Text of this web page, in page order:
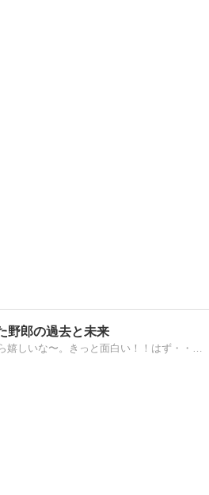
野郎の過去と未来
読んで笑ってもらえたら嬉しいな〜。きっと面白い！！はず・・・多分・・・いやダメかも（弱気）